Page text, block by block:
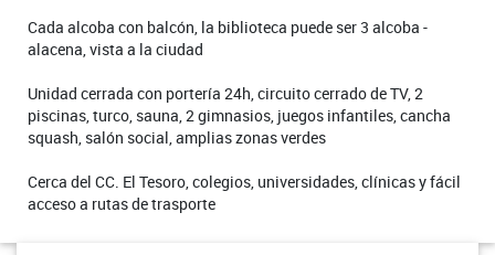
Cada alcoba con balcón, la biblioteca puede ser 3 alcoba -
alacena, vista a la ciudad
Unidad cerrada con portería 24h, circuito cerrado de TV, 2
piscinas, turco, sauna, 2 gimnasios, juegos infantiles, cancha
squash, salón social, amplias zonas verdes
Cerca del CC. El Tesoro, colegios, universidades, clínicas y fácil
acceso a rutas de trasporte